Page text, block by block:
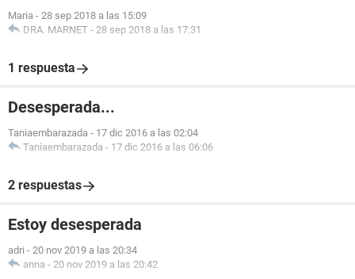
Maria - 28 sep 2018 a las 15:09
DRA. MARNET - 28 sep 2018 a las 17:31
1 respuesta
Desesperada...
Taniaembarazada - 17 dic 2016 a las 02:04
Taniaembarazada - 17 dic 2016 a las 06:06
2 respuestas
Estoy desesperada
adri - 20 nov 2019 a las 20:34
anna - 20 nov 2019 a las 20:42